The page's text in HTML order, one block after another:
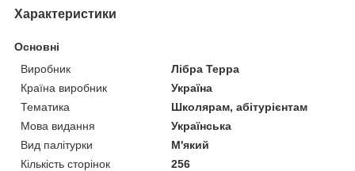
Характеристики
Основні
Виробник
Лібра Терра
Країна виробник
Україна
Тематика
Школярам, абітурієнтам
Мова видання
Українська
Вид палітурки
М'який
Кількість сторінок
256